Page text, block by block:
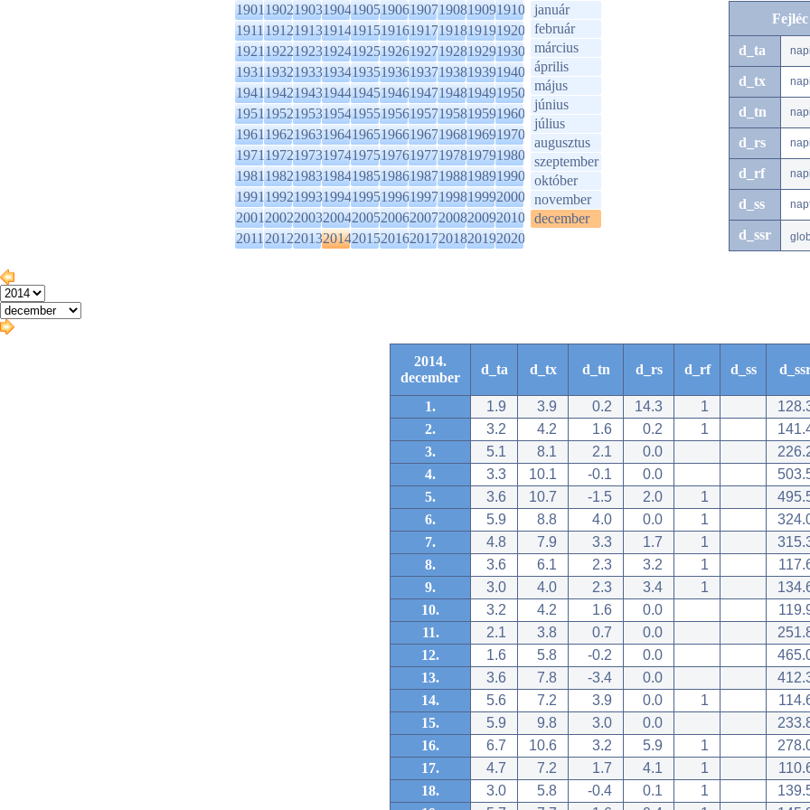
1901190219031904190519061907190819091910
1911191219131914191519161917191819191920
1921192219231924192519261927192819291930
1931193219331934193519361937193819391940
1941194219431944194519461947194819491950
1951195219531954195519561957195819591960
1961196219631964196519661967196819691970
1971197219731974197519761977197819791980
1981198219831984198519861987198819891990
1991199219931994199519961997199819992000
2001200220032004200520062007200820092010
2011201220132014201520162017201820192020
január
február
március
április
május
június
július
augusztus
szeptember
október
november
december
d_ta
d_tx
d_tn
d_rs
d_rf
d_ss
d_ssr
2014.
december
d_ta d_tx d_tn d_rs d_rf d_ss
1. 1.9 3.9 0.2 14.3 1
2.
3.2 4.2 1.6 0.2 1
3.
5.1 8.1 2.1 0.0
4.
3.3 10.1 -0.1 0.0
5.
3.6 10.7 -1.5 2.0 1
6.
5.9 8.8 4.0 0.0 1
7.
4.8 7.9 3.3 1.7 1
8.
3.6 6.1 2.3 3.2 1
9.
3.0 4.0 2.3 3.4 1
10.
3.2 4.2 1.6 0.0
11.
2.1 3.8 0.7 0.0
12.
1.6 5.8 -0.2 0.0
13.
3.6 7.8 -3.4 0.0
14.
5.6 7.2 3.9 0.0 1
15.
5.9 9.8 3.0 0.0
16.
6.7 10.6 3.2 5.9 1
17.
4.7 7.2 1.7 4.1 1
18.
3.0 5.8 -0.4 0.1 1